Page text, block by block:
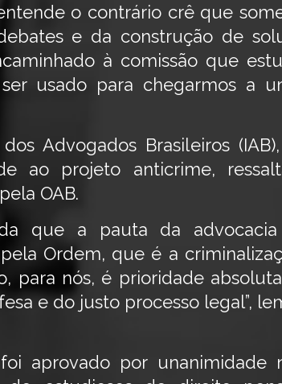
o contrário crê que
e da construção de
à comissão que
usado para chegarmos
Advogados Brasileiros
ao projeto anticrime,
OAB.
que a pauta da
Ordem, que é a
para nós, é prioridade
e do justo processo legal”,
aprovado por unanimidade